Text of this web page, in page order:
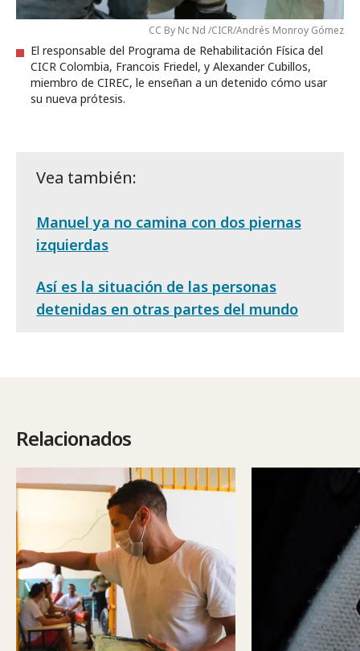
CC By Nc Nd /CICR/Andrés Monroy Gómez
El responsable del Programa de Rehabilitación Física del
CICR Colombia, Francois Friedel, y Alexander Cubillos,
miembro de CIREC, le enseñan a un detenido cómo usar
su nueva prótesis.
Vea también:
Manuel ya no camina con dos piernas
izquierdas
Así es la situación de las personas
detenidas en otras partes del mundo
Relacionados